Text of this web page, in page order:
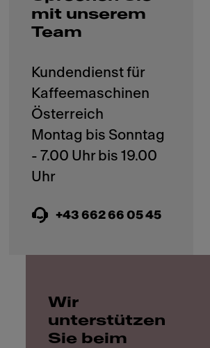
mit unserem
Team
Kundendienst für
Kaffeemaschinen
Österreich
Montag bis Sonntag
- 7.00 Uhr bis 19.00
+43 662 66 05 45
Wir
unterstützen
Sie beim